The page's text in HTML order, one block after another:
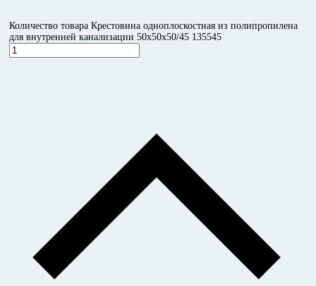
Количество товара Крестовина одноплоскостная из полипропилена
для внутренней канализации 50х50х50/45 135545